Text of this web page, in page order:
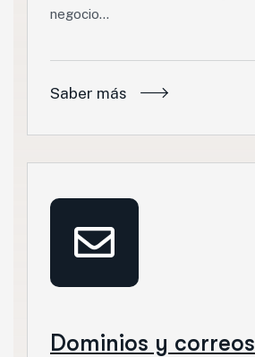
negocio…
Saber más
Dominios y correos